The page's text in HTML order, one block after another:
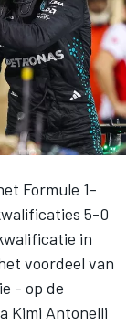
Formule 1-
5-0
in
voordeel van
- op de
Kimi Antonelli